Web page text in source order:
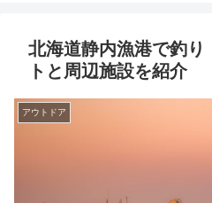
北海道静内漁港で釣り
トと周辺施設を紹介
アウトドア